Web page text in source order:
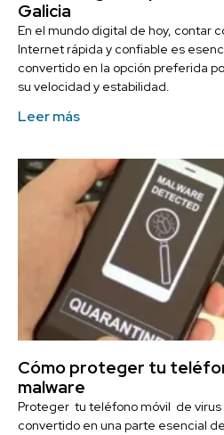
Galicia
En el mundo digital de hoy, contar
Internet rápida y confiable es
convertido en la opción preferida
su velocidad y estabilidad.
Leer más
Cómo proteger tu
malware
Proteger tu teléfono móvil de virus
convertido en una parte esencial